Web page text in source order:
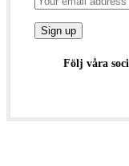
Följ våra